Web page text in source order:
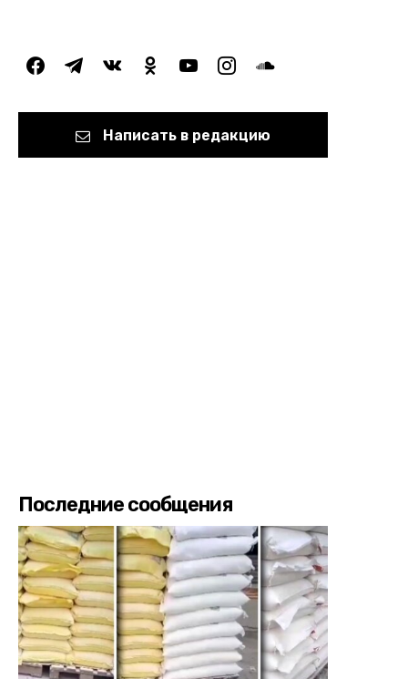
facebooktelegramvkontakteodnoklassniki
youtubeinstagramsoundcloud
Написать в редакцию
Последние сообщения